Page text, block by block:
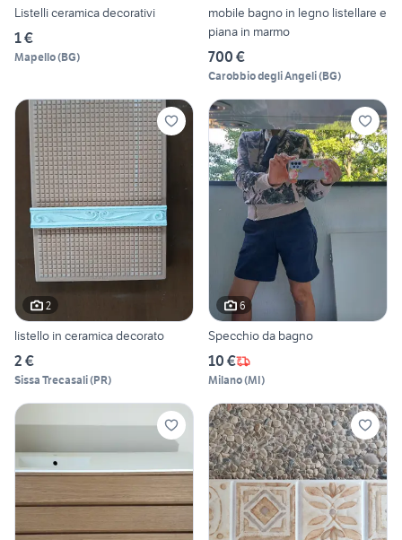
Listelli ceramica decorativi
1 €
Mapello(BG)
mobile bagno in legno listellare e
piana in marmo
700 €
Carobbio degli Angeli(BG)
2
listello in ceramica decorato
2 €
Sissa Trecasali(PR)
6
Specchio da bagno
10 €
Milano(MI)